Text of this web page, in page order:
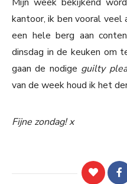
kantoor, ik ben vooral
een hele berg aan
dinsdag in de keuken om
gaan de nodige guilty
van de week houd ik het
Fijne zondag! x